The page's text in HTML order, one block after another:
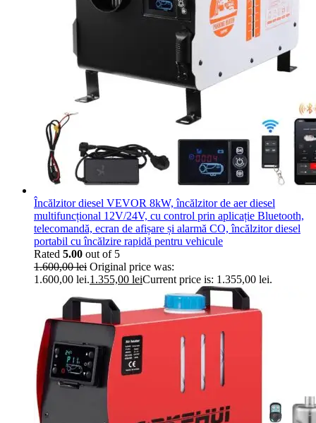
Încălzitor diesel VEVOR 8kW, încălzitor de aer diesel
multifuncțional 12V/24V, cu control prin aplicație Bluetooth,
telecomandă, ecran de afișare și alarmă CO, încălzitor diesel
portabil cu încălzire rapidă pentru vehicule
Rated 5.00 out of 5
1.600,00lei Original price was:
1.600,00 lei.1.355,00 leiCurrent price is: 1.355,00 lei.